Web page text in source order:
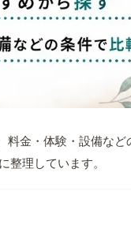
金・体験・設備など
理しています。